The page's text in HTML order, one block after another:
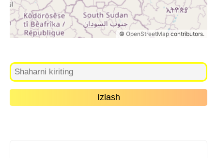
© OpenStreetMap contributors.
Izlash